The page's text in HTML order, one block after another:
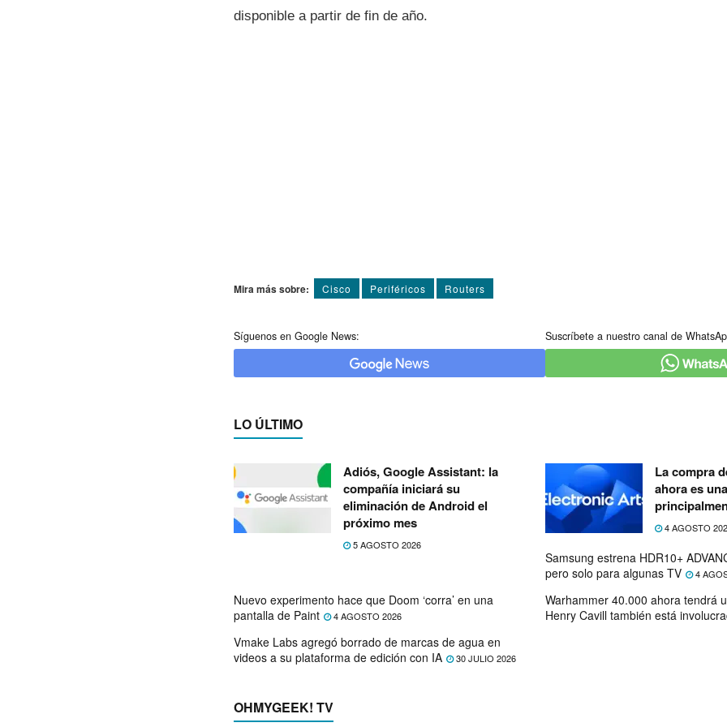
disponible a partir de fin de año.
Mira más sobre: Cisco Periféricos Routers
Síguenos en Google News: Suscríbete a nuestro canal de
LO ÚLTIMO
Adiós, Google Assistant: la
compañía iniciará su
eliminación de Android el
próximo mes
5 AGOSTO 2026
La compra
ahora es
4 AGOSTO
Samsung estrena HDR10+
pero solo para algunas TV
4
Nuevo experimento hace que Doom ‘corra’ en una
pantalla de Paint
4 AGOSTO 2026
Warhammer 40.000 ahora tendrá
Henry Cavill también está
Vmake Labs agregó borrado de marcas de agua en
videos a su plataforma de edición con IA
30 JULIO 2026
OHMYGEEK! TV